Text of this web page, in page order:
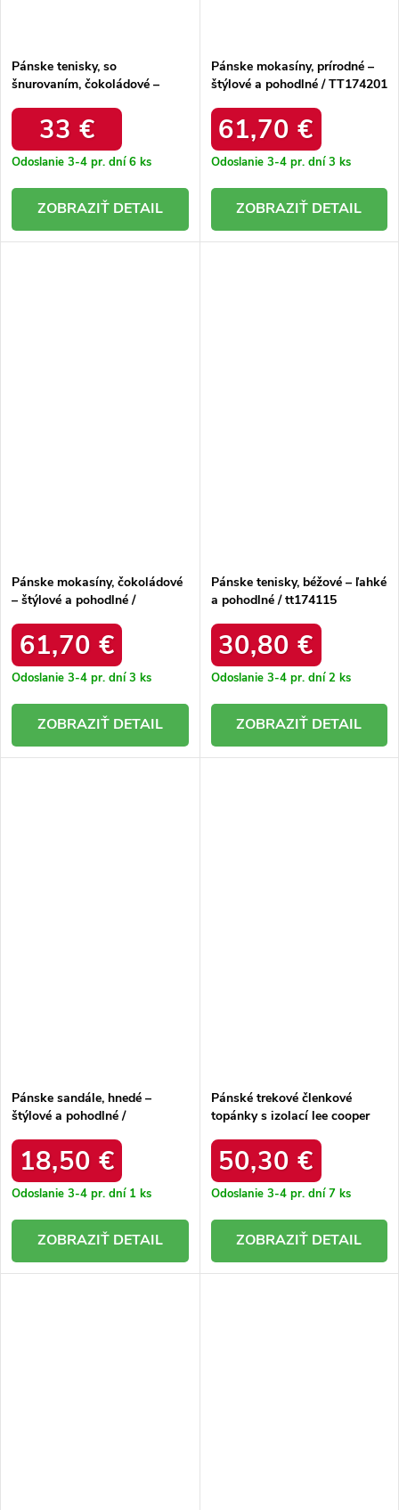
Pánske tenisky, so
šnurovaním, čokoládové –
33 €
Odoslanie 3-4 pr. dní6 ks
DETAIL
Pánske mokasíny, prírodné –
štýlové a pohodlné / TT174201
61,70 €
Odoslanie 3-4 pr. dní3 ks
DETAIL
Pánske mokasíny, čokoládové
– štýlové a pohodlné /
61,70 €
Odoslanie 3-4 pr. dní3 ks
DETAIL
Pánske tenisky, béžové – ľahké
a pohodlné / tt174115
30,80 €
Odoslanie 3-4 pr. dní2 ks
DETAIL
Pánske sandále, hnedé –
štýlové a pohodlné /
18,50 €
Odoslanie 3-4 pr. dní 1 ks
DETAIL
Pánské trekové členkové
topánky s izolací lee cooper
25-01-3724M CAMEL
50,30 €
Odoslanie 3-4 pr. dní7 ks
DETAIL